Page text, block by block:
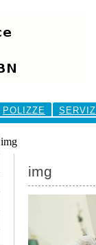
POLIZZE SERVIZI
img
img